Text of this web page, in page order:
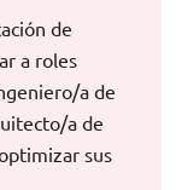
de
a roles
a de
a de
sus